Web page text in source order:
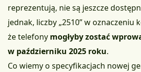
reprezentują, nie są jeszcze
jednak, liczby „2510” w oznaczeniu
że telefony mogłyby zostać
w październiku 2025 roku.
Co wiemy o specyfikacjach nowej